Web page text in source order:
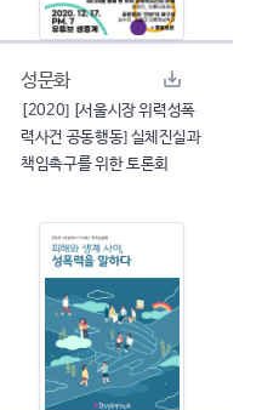
성문화
[2020] [서울시장 위력성폭
력사건 공동행동] 실체진실과
책임촉구를 위한 토론회